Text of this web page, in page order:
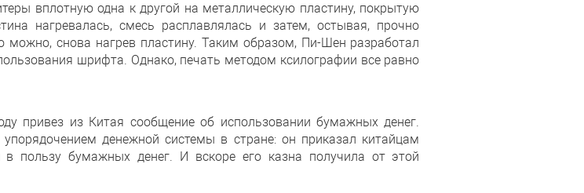
вплотную одна к другой на металлическую пластину, покрытую
нагревалась, смесь расплавлялась и затем, остывая, прочно
можно, снова нагрев пластину. Таким образом, Пи-Шен разработал
шрифта. Однако, печать методом ксилографии все равно
привез из Китая сообщение об использовании бумажных денег.
денежной системы в стране: он приказал китайцам
пользу бумажных денег. И вскоре его казна получила от этой